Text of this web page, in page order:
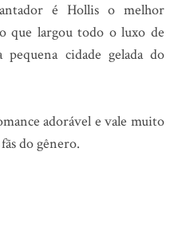
é Hollis o melhor
que largou todo o luxo de
cidade gelada do
adorável e vale muito
do gênero.